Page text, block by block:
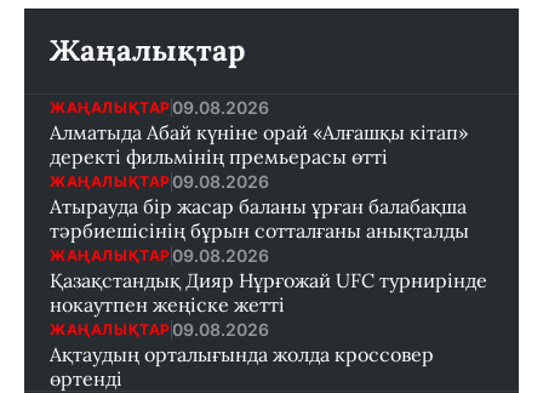
Жаңалықтар
ЖАҢАЛЫҚТАР 09.08.2026
Алматыда Абай күніне орай «Алғашқы кітап»
деректі фильмінің премьерасы өтті
ЖАҢАЛЫҚТАР 09.08.2026
Атырауда бір жасар баланы ұрған балабақша
тәрбиешісінің бұрын сотталғаны анықталды
ЖАҢАЛЫҚТАР 09.08.2026
Қазақстандық Дияр Нұрғожай UFC турнирінде
нокаутпен жеңіске жетті
ЖАҢАЛЫҚТАР 09.08.2026
Ақтаудың орталығында жолда кроссовер
өртенді